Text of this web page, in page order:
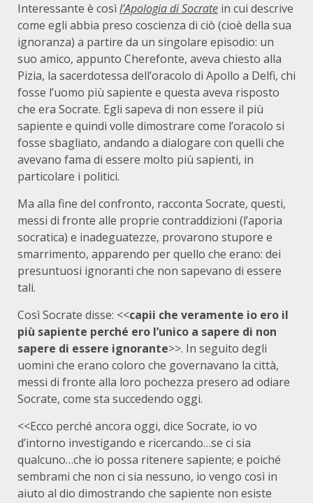
Interessante è cosìl’Apologia di Socrate in cui descrive
come egli abbia preso coscienza di ciò (cioè della sua
ignoranza) a partire da un singolare episodio: un
suo amico, appunto Cherefonte, aveva chiesto alla
Pizia, la sacerdotessa dell’oracolo di Apollo a Delfi, chi
fosse l’uomo più sapiente e questa aveva risposto
che era Socrate. Egli sapeva di non essere il più
sapiente e quindi volle dimostrare come l’oracolo si
fosse sbagliato, andando a dialogare con quelli che
avevano fama di essere molto più sapienti, in
particolare i politici.
Ma alla fine del confronto, racconta Socrate, questi,
messi di fronte alle proprie contraddizioni (l’aporia
socratica) e inadeguatezze, provarono stupore e
smarrimento, apparendo per quello che erano: dei
presuntuosi ignoranti che non sapevano di essere
tali.
Così Socrate disse: <<capii che veramente io ero il
più sapiente perché ero l’unico a sapere di non
sapere di essere ignorante>>. In seguito degli
uomini che erano coloro che governavano la città,
messi di fronte alla loro pochezza presero ad odiare
Socrate, come sta succedendo oggi.
<<Ecco perché ancora oggi, dice Socrate, io vo
d’intorno investigando e ricercando…se ci sia
qualcuno…che io possa ritenere sapiente; e poiché
sembrami che non ci sia nessuno, io vengo così in
aiuto al dio dimostrando che sapiente non esiste